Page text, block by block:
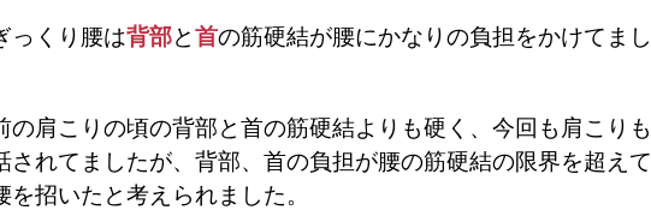
っくり腰は背部と首の筋硬結が腰にかなりの負担をかけてまし
の肩こりの頃の背部と首の筋硬結よりも硬く、今回も肩こりも
されてましたが、背部、首の負担が腰の筋硬結の限界を超えて
を招いたと考えられました。